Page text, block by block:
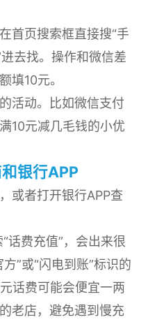
首页搜索框直接搜“手
去找。操作和微信差
填10元。
活动。比如微信支付
10元减几毛钱的小优
银行APP
或者打开银行APP查
话费充值”，会出来很
”或“闪电到账”标识的
话费可能会便宜一两
老店，避免遇到慢充